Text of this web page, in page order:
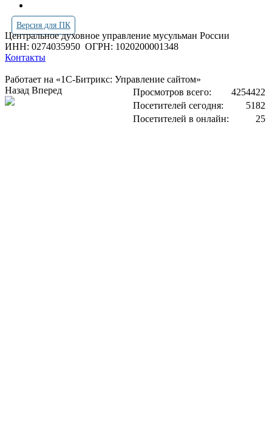
Версия для ПК
Центральное духовное управление мусульман России
ИНН: 0274035950 ОГРН: 1020200001348
Контакты
Работает на «1С-Битрикс: Управление сайтом»
Просмотров всего:
4254422
Посетителей сегодня:
5182
Посетителей в онлайн:
25
Назад Вперед